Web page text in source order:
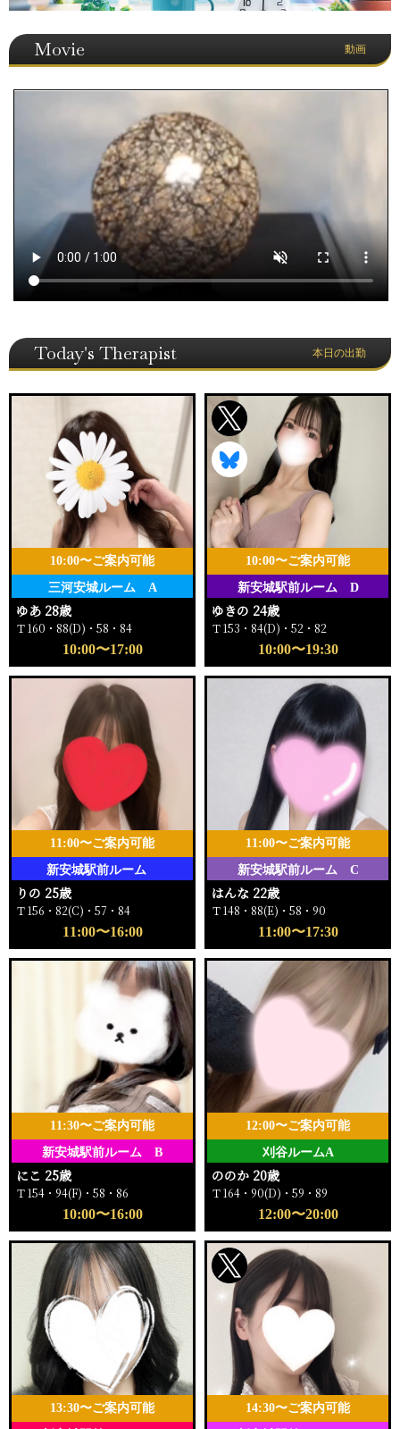
Movie 動画
Today's Therapist 本日の出勤
三河安城ルーム A
10:00〜ご案内可能
ゆあ 28歳
Ｔ160・88(D)・58・84
10:00〜17:00
新安城駅前ルーム D
10:00〜ご案内可能
ゆきの 24歳
Ｔ153・84(D)・52・82
10:00〜19:30
新安城駅前ルーム
11:00〜ご案内可能
りの 25歳
Ｔ156・82(C)・57・84
11:00〜16:00
新安城駅前ルーム C
11:00〜ご案内可能
はんな 22歳
Ｔ148・88(E)・58・90
11:00〜17:30
新安城駅前ルーム B
11:30〜ご案内可能
にこ 25歳
Ｔ154・94(F)・58・86
10:00〜16:00
刈谷ルームA
12:00〜ご案内可能
ののか 20歳
Ｔ164・90(D)・59・89
12:00〜20:00
13:30〜ご案内可能
14:30〜ご案内可能